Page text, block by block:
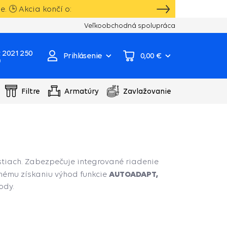
🕒 Akcia končí o:
Vlastný sklad, výroba, servisné centrum
Veľkoobchodná spolupráca
2021 250 Prihlásenie 0,00 €
Filtre Armatúry Zavlažovanie
Zabezpečuje integrované riadenie
získaniu výhod funkcie AUTOADAPT,